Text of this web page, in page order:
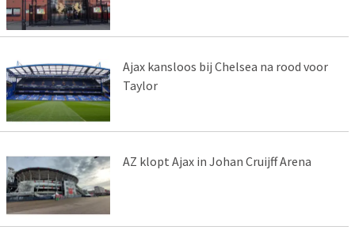
Ajax kansloos bij Chelsea na rood voor
Taylor
AZ klopt Ajax in Johan Cruijff Arena